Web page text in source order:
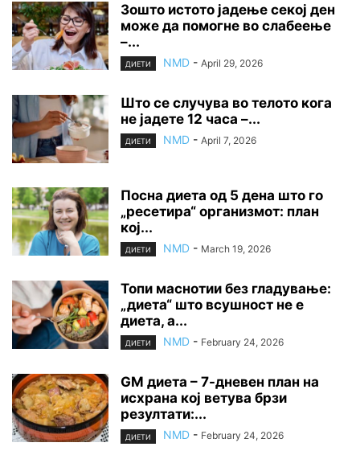
Зошто истото јадење секој ден
може да помогне во слабеење
–...
ДИЕТИ NMD - April 29, 2026
Што се случува во телото кога
не јадете 12 часа –...
ДИЕТИ NMD - April 7, 2026
Посна диета од 5 дена што го
„ресетира“ организмот: план
кој...
ДИЕТИ NMD - March 19, 2026
Топи маснотии без гладување:
„диета“ што всушност не е
диета, а...
ДИЕТИ NMD - February 24, 2026
GM диета – 7-дневен план на
исхрана кој ветува брзи
резултати:...
ДИЕТИ NMD - February 24, 2026